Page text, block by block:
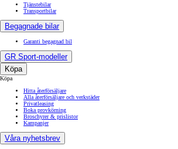
Tjänstebilar
Transportbilar
Begagnade bilar
Garanti begagnad bil
GR Sport-modeller
Köpa
Köpa
Hitta återförsäljare
Alla återförsäljare och verkstäder
Privatleasing
Boka provkörning
Broschyrer & prislistor
Kampanjer
Våra nyhetsbrev